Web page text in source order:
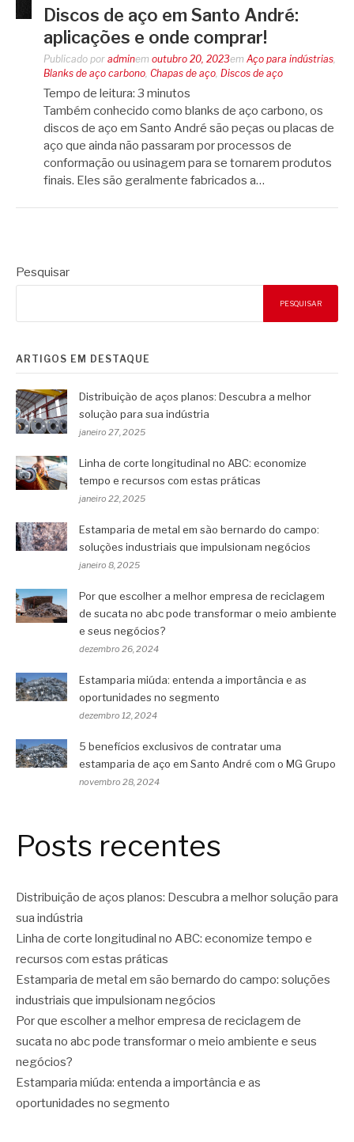
Discos de aço em Santo André:
aplicações e onde comprar!
Publicado por adminem outubro 20, 2023em Aço para indústrias,
Blanks de aço carbono, Chapas de aço, Discos de aço
Tempo de leitura: 3 minutos
Também conhecido como blanks de aço carbono, os
discos de aço em Santo André são peças ou placas de
aço que ainda não passaram por processos de
conformação ou usinagem para se tornarem produtos
finais. Eles são geralmente fabricados a…
Pesquisar
PESQUISAR
ARTIGOS EM DESTAQUE
Distribuição de aços planos: Descubra a melhor
solução para sua indústria
janeiro 27, 2025
Linha de corte longitudinal no ABC: economize
tempo e recursos com estas práticas
janeiro 22, 2025
Estamparia de metal em são bernardo do campo:
soluções industriais que impulsionam negócios
janeiro 8, 2025
Por que escolher a melhor empresa de reciclagem
de sucata no abc pode transformar o meio ambiente
e seus negócios?
dezembro 26, 2024
Estamparia miúda: entenda a importância e as
oportunidades no segmento
dezembro 12, 2024
5 benefícios exclusivos de contratar uma
estamparia de aço em Santo André com o MG Grupo
novembro 28, 2024
Posts recentes
Distribuição de aços planos: Descubra a melhor solução para
sua indústria
Linha de corte longitudinal no ABC: economize tempo e
recursos com estas práticas
Estamparia de metal em são bernardo do campo: soluções
industriais que impulsionam negócios
Por que escolher a melhor empresa de reciclagem de
sucata no abc pode transformar o meio ambiente e seus
negócios?
Estamparia miúda: entenda a importância e as
oportunidades no segmento